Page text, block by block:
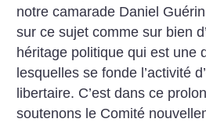
notre camarade Daniel Guérin
sur ce sujet comme sur bien
héritage politique qui est une
lesquelles se fonde l’activité
libertaire. C’est dans ce
soutenons le Comité